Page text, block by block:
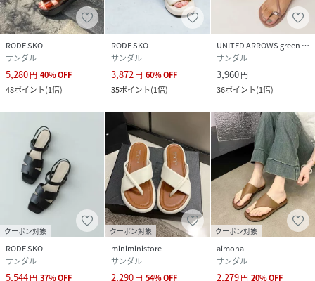
RODE SKO
サンダル
5,280円 40%OFF
48ポイント(1倍)
RODE SKO
サンダル
3,872円 60%OFF
35ポイント(1倍)
UNITED ARROWS green label relaxing
サンダル
3,960円
36ポイント(1倍)
クーポン対象
RODE SKO
サンダル
5,544円 37%OFF
クーポン対象
miniministore
サンダル
2,290円 54%OFF
クーポン対象
aimoha
サンダル
2,279円 20%OFF